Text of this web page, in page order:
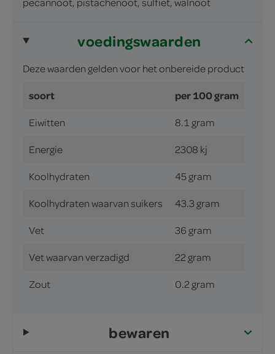
voedingswaarden
Deze waarden gelden voor het onbereide product
soort per 100 gram
Eiwitten 8.1 gram
Energie 2308 kj
Koolhydraten 45 gram
Koolhydraten waarvan suikers 43.3 gram
Vet 36 gram
Vet waarvan verzadigd 22 gram
Zout 0.2 gram
bewaren